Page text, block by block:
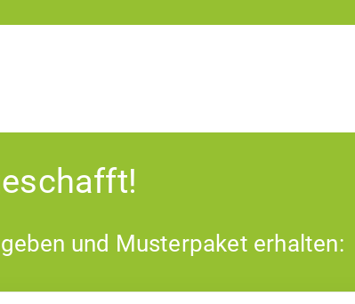
und Musterpaket erhalten: